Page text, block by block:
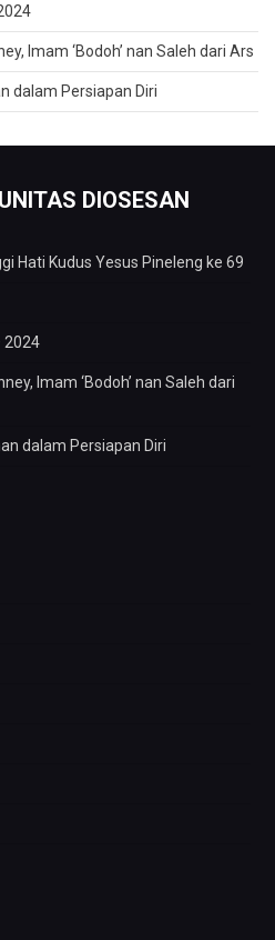
Imam ‘Bodoh’ nan Saleh dari Ars
dalam Persiapan Diri
DIOSESAN
Hati Kudus Yesus Pineleng ke 69
2024
Imam ‘Bodoh’ nan Saleh dari
dalam Persiapan Diri